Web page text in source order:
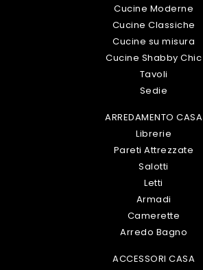
Cucine Moderne
Cucine Classiche
Cucine su misura
Cucine Shabby Chic
Tavoli
Sedie
ARREDAMENTO CASA
Librerie
Pareti Attrezzate
Salotti
Letti
Armadi
Camerette
Arredo Bagno
ACCESSORI CASA